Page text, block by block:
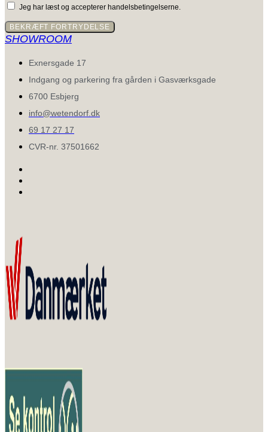
Jeg har læst og accepterer handelsbetingelserne.
BEKRÆFT FORTRYDELSE
SHOWROOM
Exnersgade 17
Indgang og parkering fra gården i Gasværksgade
6700 Esbjerg
info@wetendorf.dk
69 17 27 17
CVR-nr. 37501662